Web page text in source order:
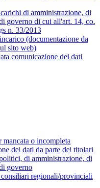
di amministrazione, di
governo di cui all'art. 14, co.
n. 33/2013
(documentazione da
sito web)
comunicazione dei dati
mancata o incompleta
dei dati da parte dei titolari
di amministrazione, di
governo
regionali/provinciali